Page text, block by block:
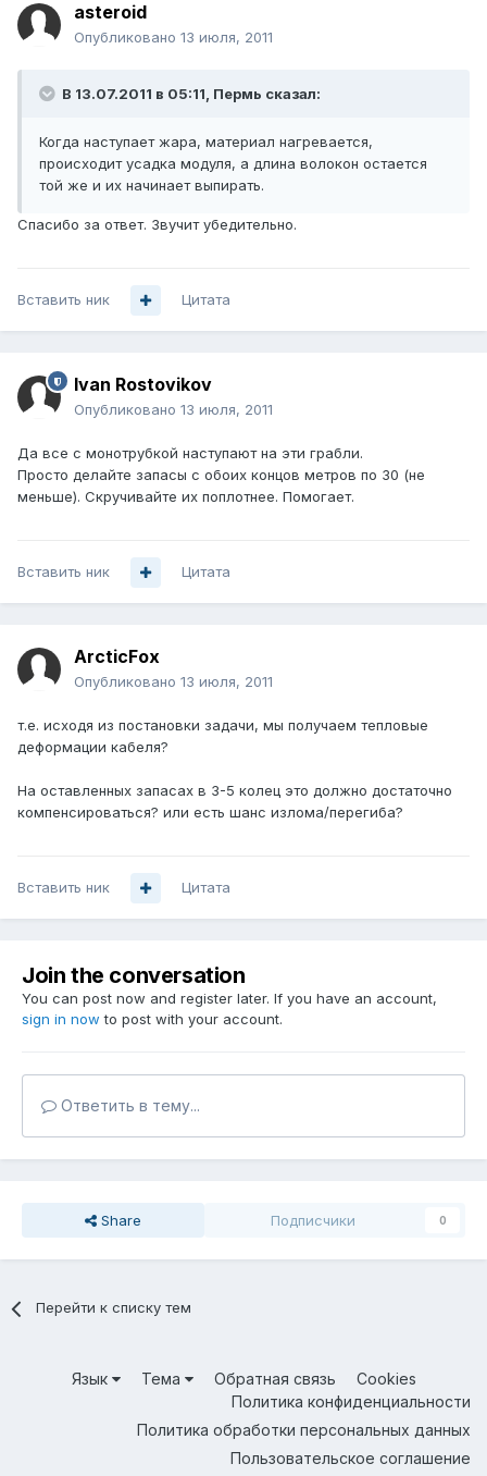
asteroid
Опубликовано 13 июля, 2011
В 13.07.2011 в 05:11, Пермь сказал:
Когда наступает жара, материал нагревается,
происходит усадка модуля, а длина волокон остается
той же и их начинает выпирать.
Спасибо за ответ. Звучит убедительно.
Вставить ник Цитата
Ivan Rostovikov
Опубликовано 13 июля, 2011
Да все с монотрубкой наступают на эти грабли.
Просто делайте запасы с обоих концов метров по 30 (не
меньше). Скручивайте их поплотнее. Помогает.
Вставить ник Цитата
ArcticFox
Опубликовано 13 июля, 2011
т.е. исходя из постановки задачи, мы получаем тепловые
деформации кабеля?
На оставленных запасах в 3-5 колец это должно достаточно
компенсироваться? или есть шанс излома/перегиба?
Вставить ник Цитата
Join the conversation
You can post now and register later. If you have an account,
sign in now to post with your account.
Ответить в тему...
Share Подписчики 0
Перейти к списку тем
Язык Тема Обратная связь
Cookies
Политика конфиденциальности
Политика обработки персональных данных
Пользовательское соглашение